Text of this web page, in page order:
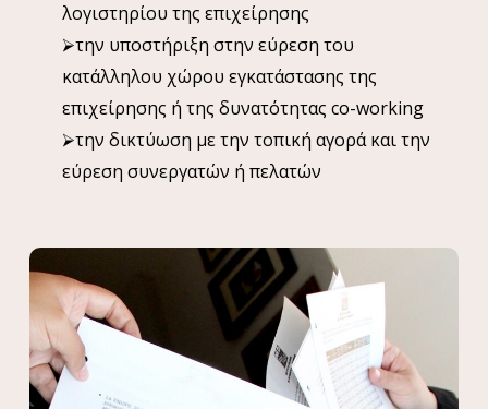
λογιστηρίου της επιχείρησης
⮚την υποστήριξη στην εύρεση του
κατάλληλου χώρου εγκατάστασης της
επιχείρησης ή της δυνατότητας co-working
⮚την δικτύωση με την τοπική αγορά και την
εύρεση συνεργατών ή πελατών